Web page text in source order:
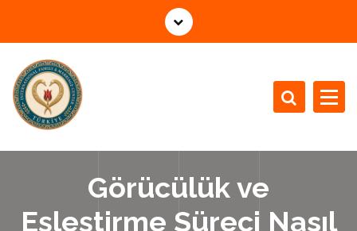
р
Görücülük ve
Eşleştirme Süreci Nasıl